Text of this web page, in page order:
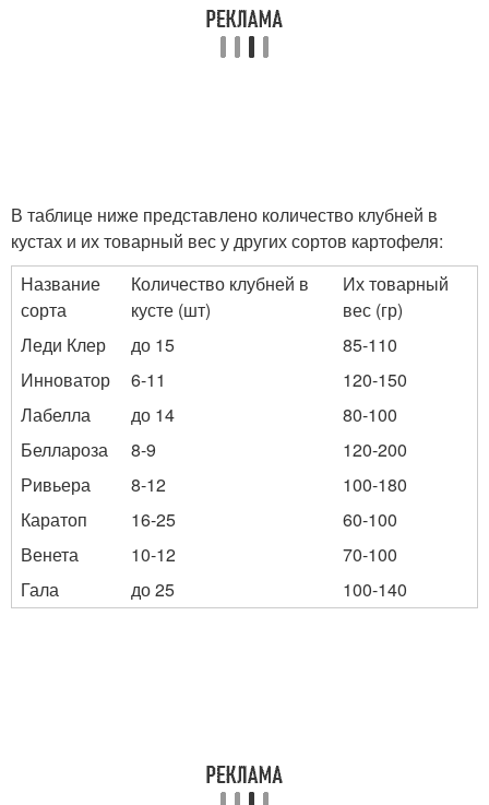
В таблице ниже представлено количество клубней в
кустах и их товарный вес у других сортов картофеля:
Название
сорта
Количество клубней в
кусте (шт)
Их товарный
вес (гр)
Леди Клер
до 15
85-110
Инноватор
6-11
120-150
Лабелла
до 14
80-100
Беллароза
8-9
120-200
Ривьера
8-12
100-180
Каратоп
16-25
60-100
Венета
10-12
70-100
Гала
до 25 100-140